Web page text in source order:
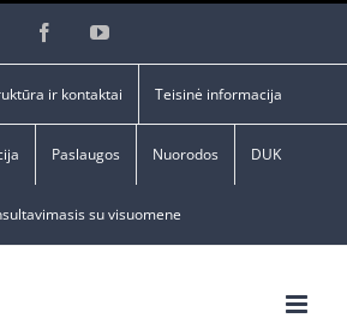
FacebookYouTube
ir kontaktai Teisinė informacija
Paslaugos Nuorodos DUK
su visuomene